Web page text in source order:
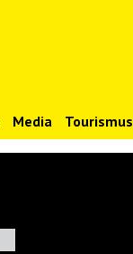
Media Tourismus